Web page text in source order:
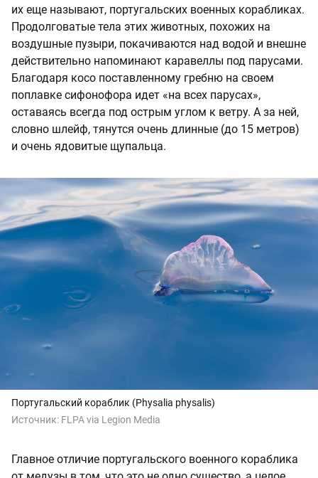
их еще называют, португальских военных корабликах.
Продолговатые тела этих животных, похожих на
воздушные пузыри, покачиваются над водой и внешне
действительно напоминают каравеллы под парусами.
Благодаря косо поставленному гребню на своем
поплавке сифонофора идет «на всех парусах»,
оставаясь всегда под острым углом к ветру. А за ней,
словно шлейф, тянутся очень длинные (до 15 метров)
и очень ядовитые щупальца.
Португальский кораблик (Physalia physalis)
Источник: FLPA via Legion Media
Главное отличие португальского военного кораблика